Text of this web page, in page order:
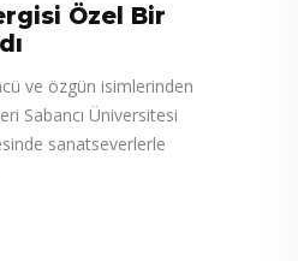
Özel Bir
ve özgün isimlerinden
Sabancı Üniversitesi
sanatseverlerle